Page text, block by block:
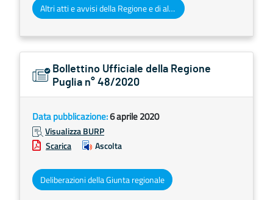
Altri atti e avvisi della Regione e di altri enti pubblici che interessano la collettività regionale
Bollettino Ufficiale della Regione
Puglia n° 48/2020
Data pubblicazione:6 aprile 2020
Visualizza BURP
Scarica
Ascolta
Deliberazioni della Giunta regionale